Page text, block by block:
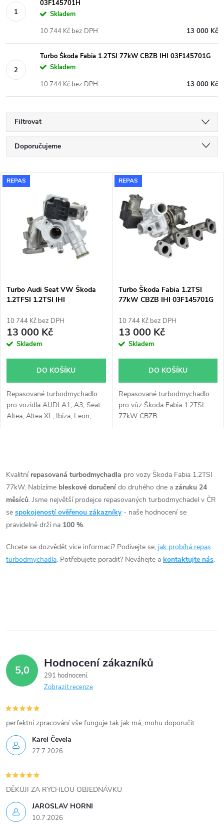
03F145701H
Skladem
13 000 Kč
10 744 Kč bez DPH
Turbo Škoda Fabia 1.2TSI 77kW CBZB IHI 03F145701G
Skladem
13 000 Kč
10 744 Kč bez DPH
Filtrovat
Ř
a
p
r
o
u
k
ů
Doporučujeme
Nejdražší
Nejprodávanější
Abecedně
V
s
p
r
o
d
u
k
ů
REPAS
Turbo Audi Seat VW Škoda
1.2TFSI 1.2TSI IHI
10 744 Kč bez DPH
13 000 Kč
Skladem
DO KOŠÍKU
Repasované turbodmychadlo
pro vozidla AUDI A1, A3, Seat
Altea, Altea XL, Ibiza, Leon,
Toledo, VW Beetle, Caddy, Golf,
REPAS
Turbo Škoda Fabia 1.2TSI
77kW CBZB IHI 03F145701G
10 744 Kč bez DPH
13 000 Kč
Skladem
DO KOŠÍKU
Repasované turbodmychadlo
pro vůz Škoda Fabia 1.2TSI
77kW CBZB.
v
l
á
a
v
k
v
ý
p
i
s
u
Kvalitní repasovaná turbodmychadla pro vozy Škoda Fabia 1.2TSI
77kW. Nabízíme bleskové doručení do druhého dne a záruku 24
měsíců. Jsme největší prodejce repasovaných turbodmychadel v ČR
se spokojeností ověřenou zákazníky- naše hodnocení se
pravidelně drží na 100 %.
Chcete se dozvědět více informací? Podívejte se, jak probíhá repas
turbodmychadla. Potřebujete poradit? Neváhejte a kontaktujte nás.
5,0 Hodnocení zákazníků
291 hodnocení
Zobrazit recenze
Karel Čevela
27.7.2026
perfektní zpracování vše funguje tak jak má, mohu doporučit
JAROSLAV HORNI
10.7.2026
DĚKUJI ZA RYCHLOU OBJEDNÁVKU